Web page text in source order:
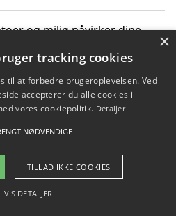
og miljø påvirker dine
en grønnere hverdag
Blog Betingelser
×
tracking cookies
til at forbedre brugeroplevelsen. Ved
accepterer du alle cookies i
vores cookiepolitik. Detaljer
NØDVENDIGE
TILLAD IKKE COOKIES
VIS DETALJER